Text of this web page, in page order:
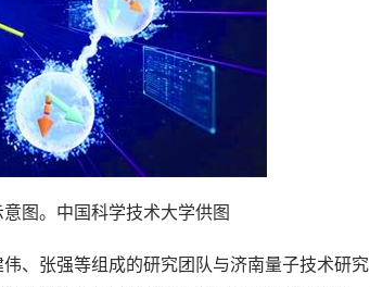
图。中国科学技术大学供图
、张强等组成的研究团队与济南量子技术研究